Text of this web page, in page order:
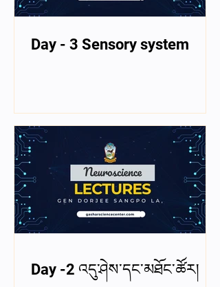
Day - 3 Sensory system
Day -2 འདུ་ཤེས་དང་མཐོང་ཚོར།